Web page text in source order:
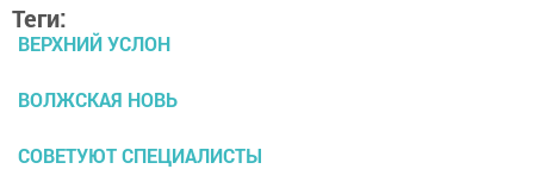
Теги:
ВЕРХНИЙ УСЛОН
ВОЛЖСКАЯ НОВЬ
СОВЕТУЮТ СПЕЦИАЛИСТЫ